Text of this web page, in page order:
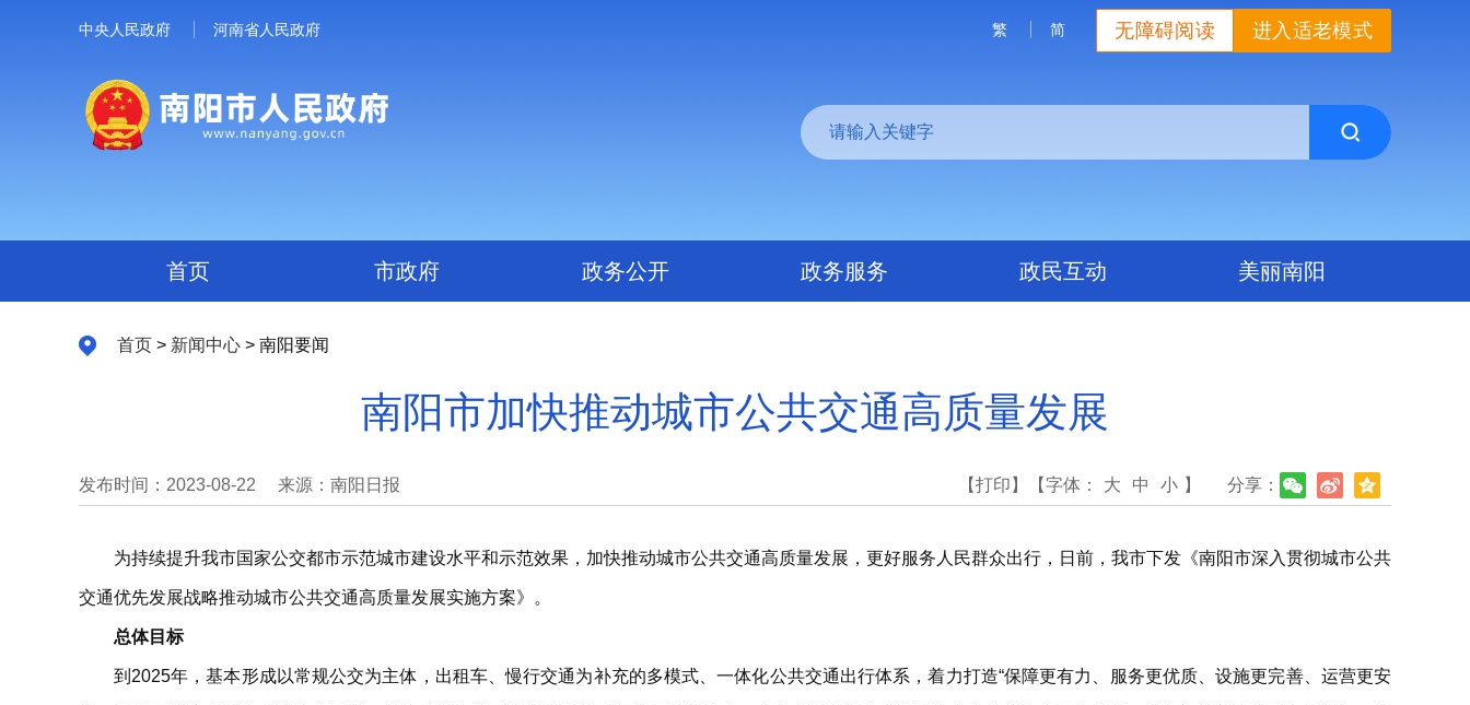
中央人民政府 河南省人民政府 进入适老模式
无障碍阅读
繁 简
首页 市政府 政务公开 政务服务 政民互动 美丽南阳
首页 > 新闻中心 > 南阳要闻
南阳市加快推动城市公共交通高质量发展
发布时间：2023-08-22 来源：南阳日报 分享：
【打印】 【字体： 大 中 小 】
为持续提升我市国家公交都市示范城市建设水平和示范效果，加快推动城市公共交通高质量发展，更好服务人民群众出行，日前，我市下发《南阳市深入贯彻城市公共
交通优先发展战略推动城市公共交通高质量发展实施方案》。
总体目标
到2025年，基本形成以常规公交为主体，出租车、慢行交通为补充的多模式、一体化公共交通出行体系，着力打造“保障更有力、服务更优质、设施更完善、运营更安